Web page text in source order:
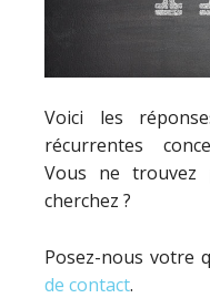
Voici les
récurrentes
Vous ne trouvez
cherchez ?
Posez-nous votre
de contact.